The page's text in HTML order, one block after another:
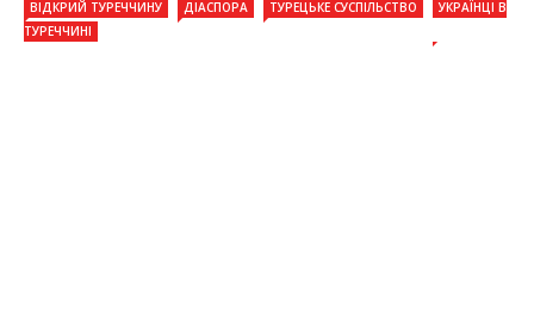
ВІДКРИЙ ТУРЕЧЧИНУ ДІАСПОРА ТУРЕЦЬКЕ СУСПІЛЬСТВО
УКРАЇНЦІ В
ТУРЕЧЧИНІ